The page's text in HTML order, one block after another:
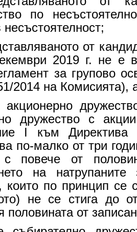
по
от
2019 г. не е
за групово
2014 на Комисията),
дружество с
I към
по-малко от три
повече от
на
които по принцип се
не се стига до
половината от